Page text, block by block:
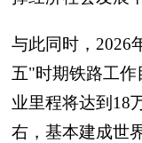
与此同时，2026
五"时期铁路工
业里程将达到18
右，基本建成世